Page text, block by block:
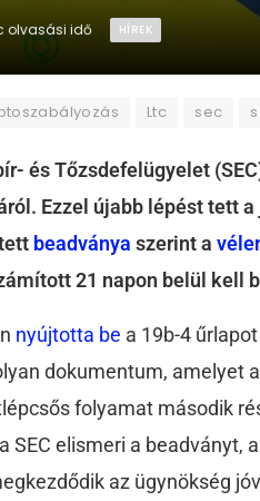
olvasási idő HÍREK
Ltc sec
és Tőzsdefelügyelet
Ezzel újabb lépést tett
beadványaszerint a
21 napon belül kell
nyújtotta be a 19b-4
dokumentum, amelyet
folyamat második
SEC elismeri a beadványt,
az ügynökség